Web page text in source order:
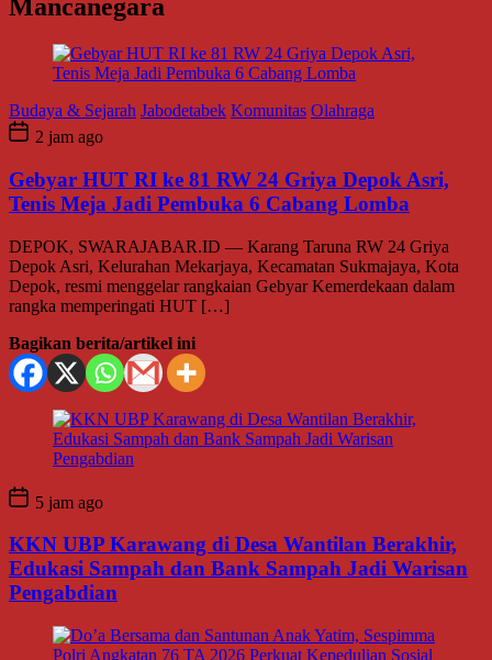
Mancanegara
Budaya & Sejarah Jabodetabek Komunitas Olahraga
2 jam ago
Gebyar HUT RI ke 81 RW 24 Griya Depok Asri,
Tenis Meja Jadi Pembuka 6 Cabang Lomba
DEPOK, SWARAJABAR.ID — Karang Taruna RW 24 Griya
Depok Asri, Kelurahan Mekarjaya, Kecamatan Sukmajaya, Kota
Depok, resmi menggelar rangkaian Gebyar Kemerdekaan dalam
rangka memperingati HUT […]
Bagikan berita/artikel ini
5 jam ago
KKN UBP Karawang di Desa Wantilan Berakhir,
Edukasi Sampah dan Bank Sampah Jadi Warisan
Pengabdian